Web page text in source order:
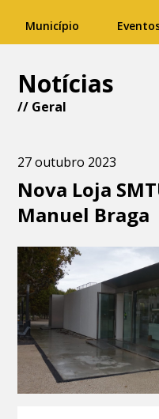
Município
Notícias
// Geral
27 outubro 2023
Nova Loja
Manuel Braga